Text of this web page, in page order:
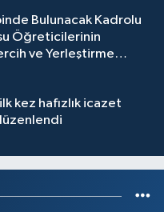
Bulunacak Kadrolu
Öğreticilerinin
ve Yerleştirme
kez hafızlık icazet